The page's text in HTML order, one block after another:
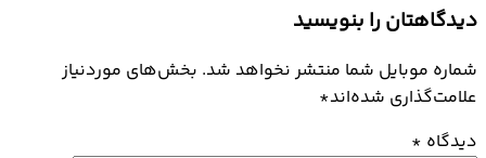
دیدگاهتان را بنویسید
شماره موبایل شما منتشر نخواهد شد. بخش‌های موردنیاز
علامت‌گذاری شده‌اند*
دیدگاه *